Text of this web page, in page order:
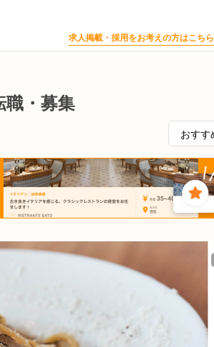
求人掲載・採用をお考えの方はこちら
職・募集